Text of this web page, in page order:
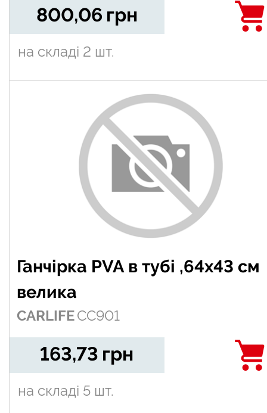
800,06 грн
на складі 2 шт.
Ганчірка PVA в тубі ,64х43 см
велика
CARLIFECC901
163,73 грн
на складі 5 шт.